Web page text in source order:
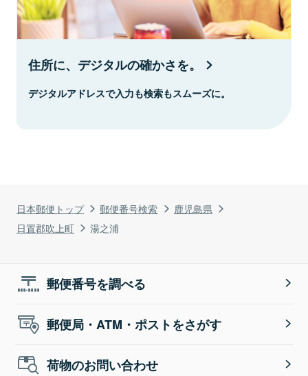
日本郵便トップ 郵便番号検索
鹿児島県
日置郡吹上町
湯之浦
住所に、デジタルの確かさを。
デジタルアドレスで入力も検索もスムーズに。
郵便番号を調べる
郵便局・ATM・ポストをさがす
荷物のお問い合わせ